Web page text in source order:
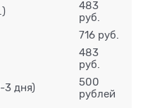
483
руб.
716 руб.
483
руб.
3 дня)
500
рублей